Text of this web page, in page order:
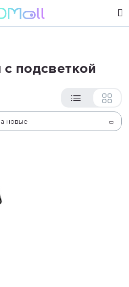
подсветкой
новые